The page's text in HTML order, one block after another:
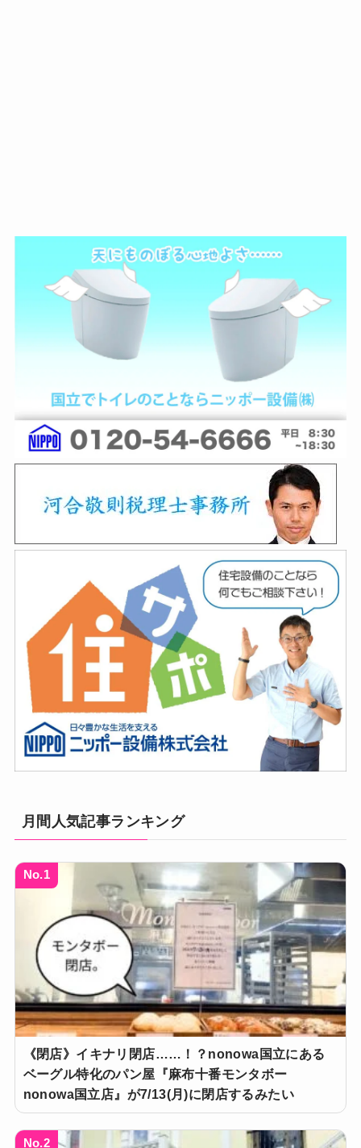
月間人気記事ランキング
No.1
《閉店》イキナリ閉店……！？nonowa国立にある
ベーグル特化のパン屋『麻布十番モンタボー
nonowa国立店』が7/13(月)に閉店するみたい
No.2